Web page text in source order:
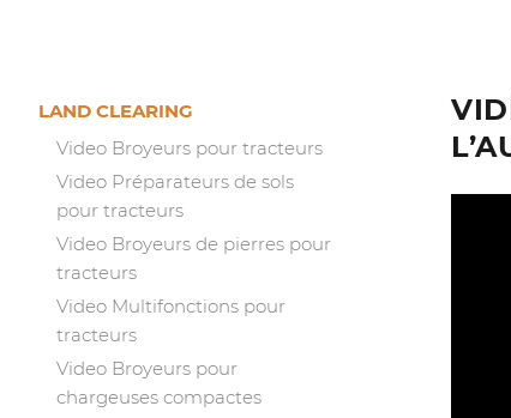
LAND CLEARING
Video Broyeurs pour tracteurs
Video Préparateurs de sols
pour tracteurs
Video Broyeurs de pierres pour
tracteurs
Video Multifonctions pour
tracteurs
Video Broyeurs pour
chargeuses compactes